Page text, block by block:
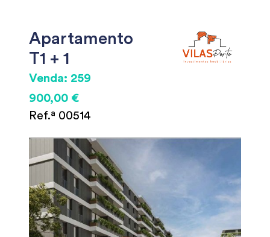
Apartamento
T1 + 1
Venda: 259
900,00 €
Ref.ª 00514